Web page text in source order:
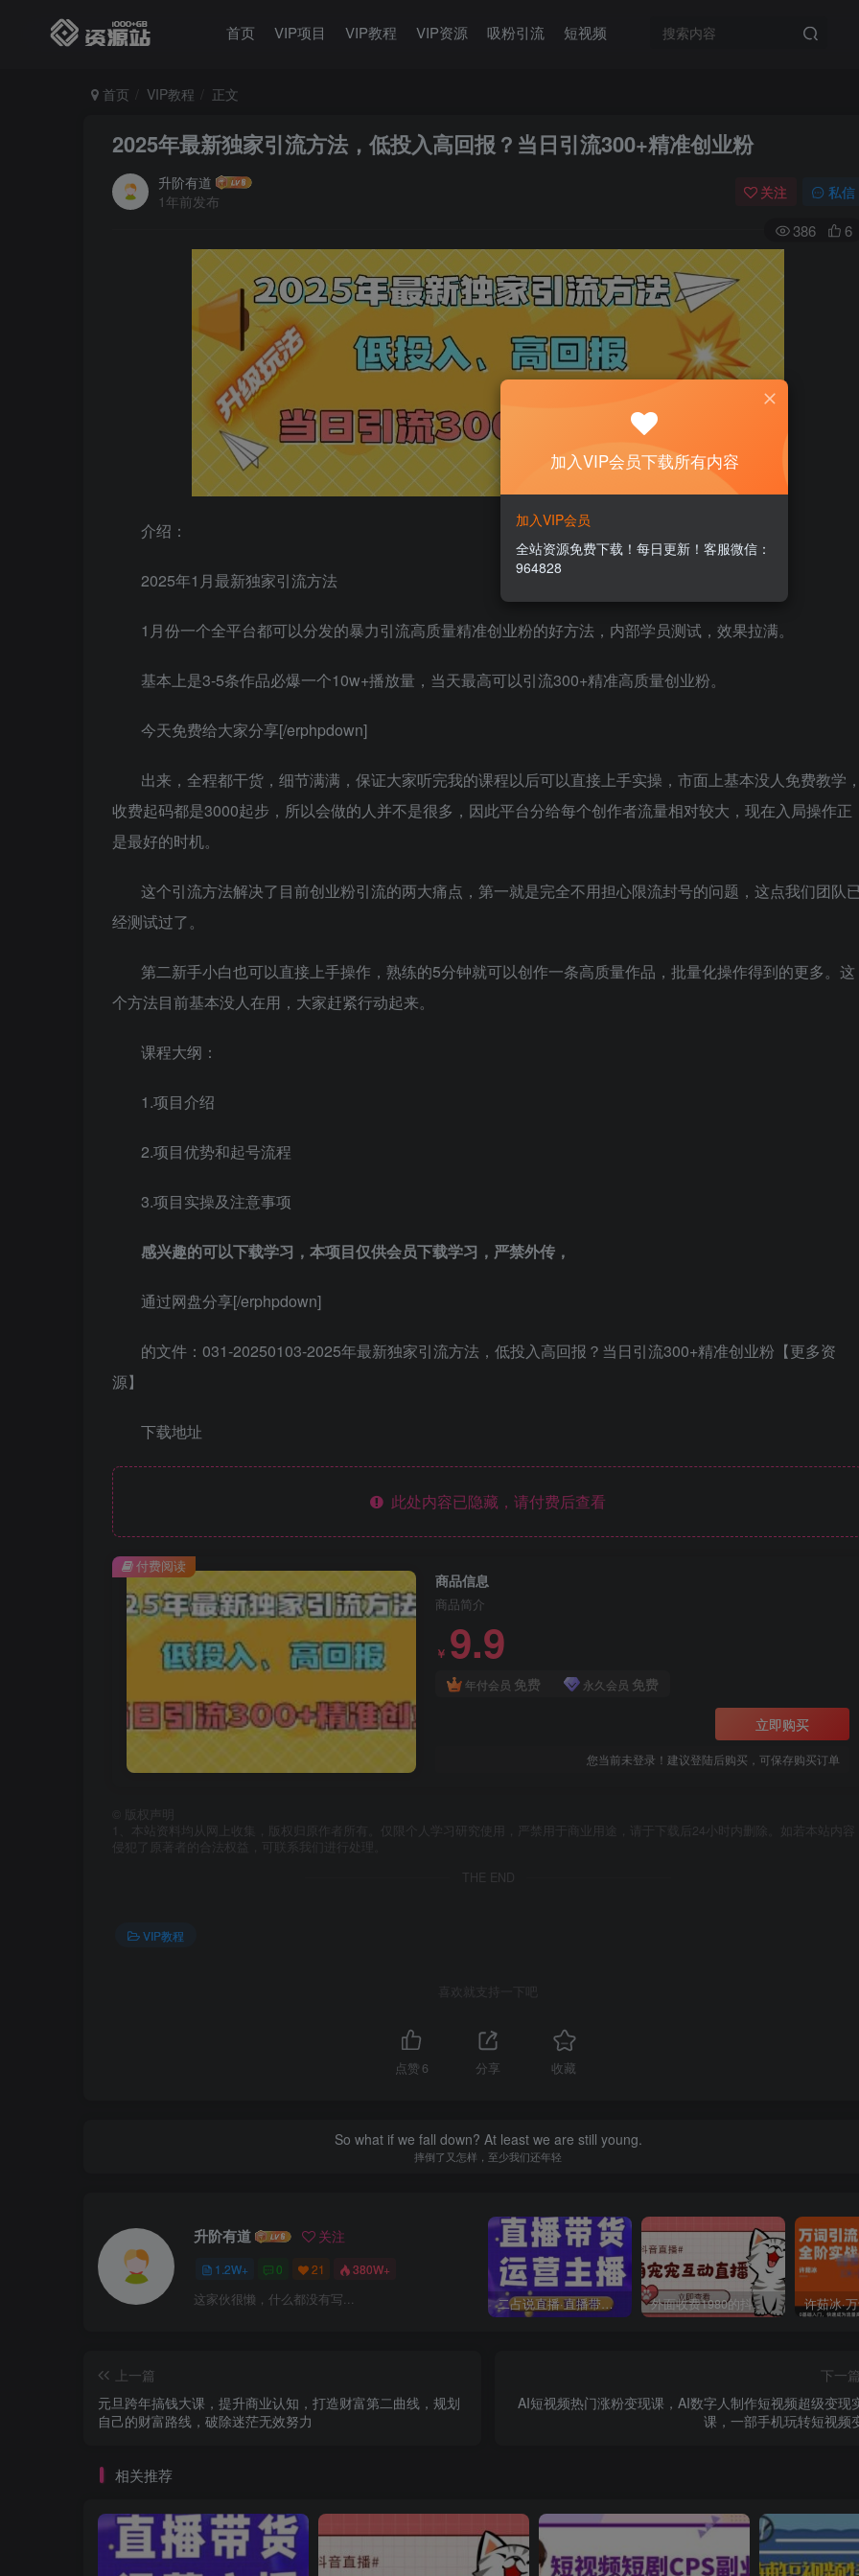
首页 VIP项目 VIP教程 VIP资源 吸粉引流 短视频
首页 VIP教程 正文
2025年最新独家引流方法，低投入高回报？当日引流300+精准创业粉
升阶有道
1年前发布
关注 私信
386 6
介绍：
2025年1月最新独家引流方法
1月份一个全平台都可以分发的暴力引流高质量精准创业粉的好方法，内部学员测试，效果拉满。
基本上是3-5条作品必爆一个10w+播放量，当天最高可以引流300+精准高质量创业粉。
今天免费给大家分享[/erphpdown]
出来，全程都干货，细节满满，保证大家听完我的课程以后可以直接上手实操，市面上基本没人免费教学
收费起码都是3000起步，所以会做的人并不是很多，因此平台分给每个创作者流量相对较大，现在入局操作正
是最好的时机。
这个引流方法解决了目前创业粉引流的两大痛点，第一就是完全不用担心限流封号的问题，这点我们团队
经测试过了。
第二新手小白也可以直接上手操作，熟练的5分钟就可以创作一条高质量作品，批量化操作得到的更多。这
个方法目前基本没人在用，大家赶紧行动起来。
课程大纲：
1.项目介绍
2.项目优势和起号流程
3.项目实操及注意事项
感兴趣的可以下载学习，本项目仅供会员下载学习，严禁外传，
通过网盘分享[/erphpdown]
的文件：031-20250103-2025年最新独家引流方法，低投入高回报？当日引流300+精准创业粉【更多资
源】
下载地址
此处内容已隐藏，请付费后查看
商品信息
商品简介
￥ 9.9
年付会员 免费 永久会员 免费
立即购买
您当前未登录！建议登陆后购买，可保存购买订单
付费阅读
版权声明
1、本站资料均从网上收集，版权归原作者所有。仅限个人学习研究使用，严禁用于商业用途，请于下载后24小时内删除。如若本站内容
侵犯了原著者的合法权益，可联系我们进行处理。
THE END
VIP教程
喜欢就支持一下吧
点赞 6 分享 收藏
So what if we fall down? At least we are still young.
摔倒了又怎样，至少我们还年轻
升阶有道 关注
1.2W+ 0 21 380W+
这家伙很懒，什么都没有写... 二占说直播·直播带货主播运营课程，主播运营二合一实操课 外面收费1980的抖音萌宠宠直播项目，可虚拟人直播，抖音报白，实时互动直播【软件+详细教程】
上一篇
元旦跨年搞钱大课，提升商业认知，打造财富第二曲线，规划
自己的财富路线，破除迷茫无效努力
下一
AI短视频热门涨粉变现课，AI数字人制作短视频超级变现
课，一部手机玩转短视频
相关推荐
加入VIP会员下载所有内容
加入VIP会员
全站资源免费下载！每日更新！客服微信：
964828